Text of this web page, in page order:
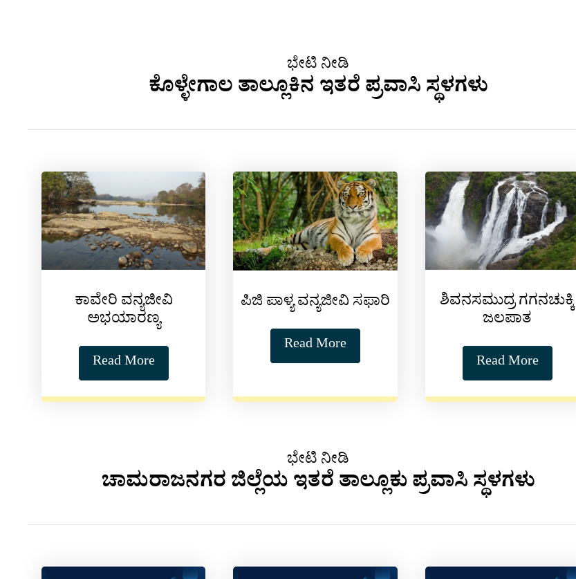
ಭೇಟಿ ನೀಡಿ
ಕೊಳ್ಳೇಗಾಲ ತಾಲ್ಲೂಕಿನ ಇತರೆ ಪ್ರವಾಸಿ ಸ್ಥಳಗಳು
ಕಾವೇರಿ ವನ್ಯಜೀವಿ
ಅಭಯಾರಣ್ಯ
Read More
ಪಿಜಿ ಪಾಳ್ಯ ವನ್ಯಜೀವಿ ಸಫಾರಿ
Read More
ಶಿವನಸಮುದ್ರ ಗಗನಚುಕ್ಕಿ
ಜಲಪಾತ
Read More
ಭೇಟಿ ನೀಡಿ
ಚಾಮರಾಜನಗರ ಜಿಲ್ಲೆಯ ಇತರೆ ತಾಲ್ಲೂಕು ಪ್ರವಾಸಿ ಸ್ಥಳಗಳು